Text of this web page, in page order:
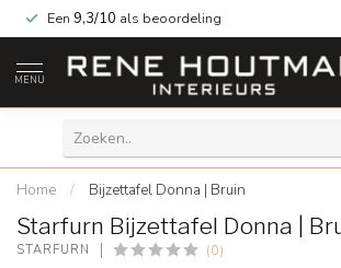
Een 9,3/10 als beoordeling
MENU
Home / Bijzettafel Donna | Bruin
Starfurn Bijzettafel Donna |
STARFURN (0)